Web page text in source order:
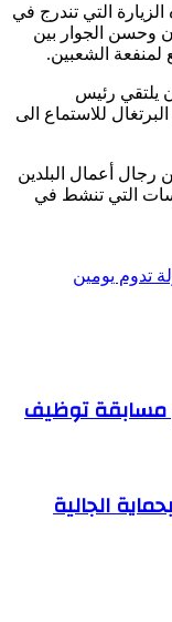
التي تندرج في
وحسن الجوار بين
لمنفعة الشعبين.
يلتقي رئيس
للاستماع الى
رجال أعمال البلدين
التي تنشط في
تدوم يومين
مسابقة توظيف
الجالية